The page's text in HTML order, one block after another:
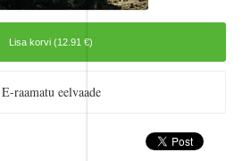
Lisa korvi (12.91 €)
E-raamatu eelvaade